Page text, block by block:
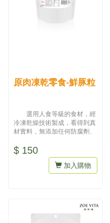
原肉凍乾零食-鮮豚粒
選用人食等級的食材，經
冷凍乾燥技術製成，看得到真
材實料，無添加任何防腐劑、
康。為...
$ 150
加入購物